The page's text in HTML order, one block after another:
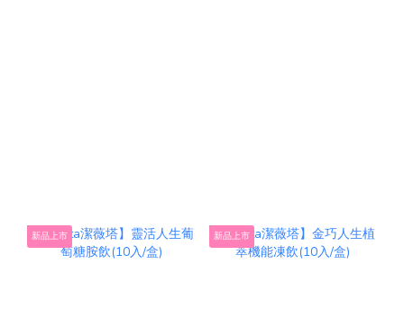
新品上市 新品上市